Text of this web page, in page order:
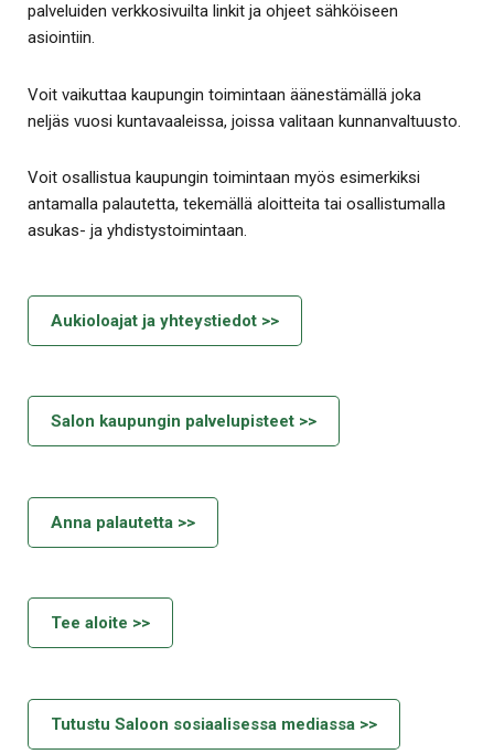
palveluiden verkkosivuilta linkit ja ohjeet sähköiseen
asiointiin.
Voit vaikuttaa kaupungin toimintaan äänestämällä joka
neljäs vuosi kuntavaaleissa, joissa valitaan kunnanvaltuusto.
Voit osallistua kaupungin toimintaan myös esimerkiksi
antamalla palautetta, tekemällä aloitteita tai osallistumalla
asukas- ja yhdistystoimintaan.
Aukioloajat ja yhteystiedot >>
Salon kaupungin palvelupisteet >>
Anna palautetta >>
Tee aloite >>
Tutustu Saloon sosiaalisessa mediassa >>